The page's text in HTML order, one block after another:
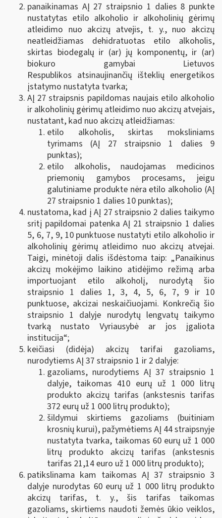
panaikinamas AĮ 27 straipsnio 1 dalies 8 punkte
nustatytas etilo alkoholio ir alkoholinių gėrimų
atleidimo nuo akcizų atvejis, t. y., nuo akcizų
neatleidžiamas dehidratuotas etilo alkoholis,
skirtas biodegalų ir (ar) jų komponentų, ir (ar)
biokuro gamybai Lietuvos
Respublikos atsinaujinančių išteklių energetikos
įstatymo nustatyta tvarka;
AĮ 27 straipsnis papildomas naujais etilo alkoholio
ir alkoholinių gėrimų atleidimo nuo akcizų atvejais,
nustatant, kad nuo akcizų atleidžiamas:
etilo alkoholis, skirtas moksliniams
tyrimams (AĮ 27 straipsnio 1 dalies 9
punktas);
etilo alkoholis, naudojamas medicinos
priemonių gamybos procesams, jeigu
galutiniame produkte nėra etilo alkoholio (AĮ
27 straipsnio 1 dalies 10 punktas);
nustatoma, kad į AĮ 27 straipsnio 2 dalies taikymo
sritį papildomai patenka AĮ 21 straipsnio 1 dalies
5, 6, 7, 9, 10 punktuose nustatyti etilo alkoholio ir
alkoholinių gėrimų atleidimo nuo akcizų atvejai.
Taigi, minėtoji dalis išdėstoma taip: „Panaikinus
akcizų mokėjimo laikino atidėjimo režimą arba
importuojant etilo alkoholį, nurodytą šio
straipsnio 1 dalies 1, 3, 4, 5, 6, 7, 9 ir 10
punktuose, akcizai neskaičiuojami. Konkrečią šio
straipsnio 1 dalyje nurodytų lengvatų taikymo
tvarką nustato Vyriausybė ar jos įgaliota
institucija“;
keičiasi (didėja) akcizų tarifai gazoliams,
nurodytiems AĮ 37 straipsnio 1 ir 2 dalyje:
gazoliams, nurodytiems AĮ 37 straipsnio 1
dalyje, taikomas 410 eurų už 1 000 litrų
produkto akcizų tarifas (ankstesnis tarifas
372 eurų už 1 000 litrų produkto);
šildymui skirtiems gazoliams (buitiniam
krosnių kurui), pažymėtiems AĮ 44 straipsnyje
nustatyta tvarka, taikomas 60 eurų už 1 000
litrų produkto akcizų tarifas (ankstesnis
tarifas 21,14 euro už 1 000 litrų produkto);
patikslinama kam taikomas AĮ 37 straipsnio 3
dalyje nurodytas 60 eurų už 1 000 litrų produkto
akcizų tarifas, t. y., šis tarifas taikomas
gazoliams, skirtiems naudoti žemės ūkio veiklos,